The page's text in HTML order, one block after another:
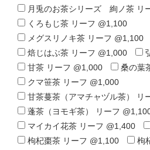
月兎のお茶シリーズ 絢ノ茶 リ
くろもじ茶 リーフ @1,100
メグスリノキ茶 リーフ @1,100
焙じはぶ茶 リーフ @1,000
甘茶 リーフ @1,000
桑の葉
クマ笹茶 リーフ @1,000
甘茶蔓茶（アマチャヅル茶） リ
蓬茶（ヨモギ茶） リーフ
マイカイ花茶 リーフ @1,400
枸杞棗茶 リーフ @1,100
枸